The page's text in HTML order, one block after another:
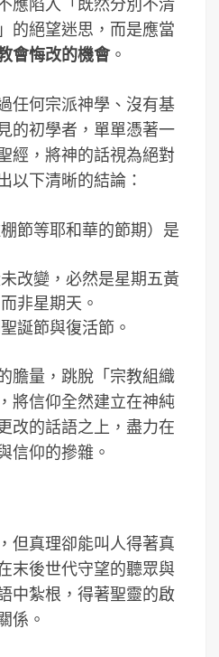
應陷入「既然分別不清
的絕望迷思，而是應當
會悔改的機會。
任何宗派神學、沒有基
的初學者，單單憑著一
經，將神的話視為絕對
以下清晰的結論：
節等耶和華的節期）是
改變，必然是星期五黃
非星期天。
誕節與復活節。
膽量，跳脫「宗教組織
將信仰全然建立在神純
改的話語之上，盡力在
信仰的摻雜。
但真理卻能叫人得著真
末後世代守望的聽眾與
中紮根，得著聖靈的啟
係。